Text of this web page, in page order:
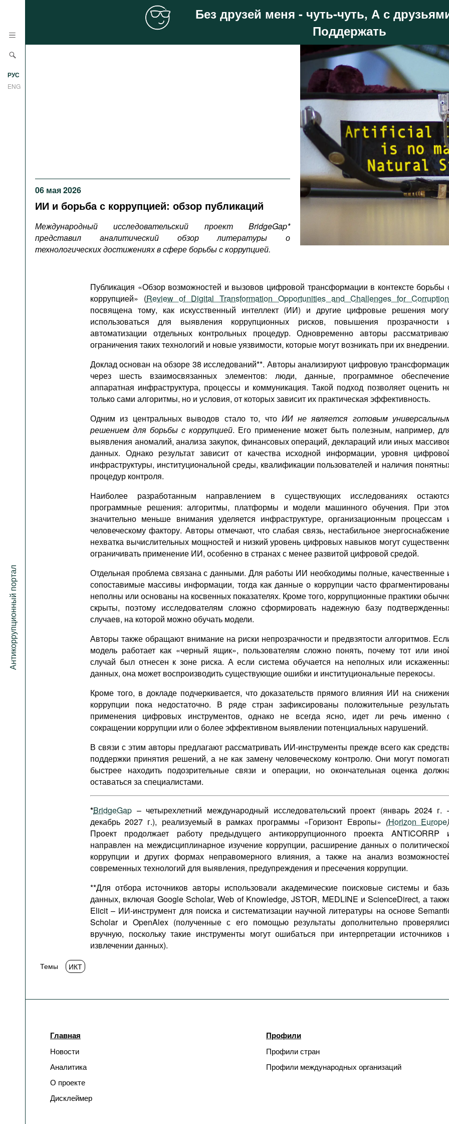
РУС
ENG
Антикоррупционный портал
Документы международных
организаций
Фильмы
Подкасты
Книжная полка
Без друзей меня - чуть-чуть, А с
Поддержать
06 мая 2026
ИИ и борьба с коррупцией: обзор публикаций
Международный исследовательский проект BridgeGap*
представил аналитический обзор литературы о
технологических достижениях в сфере борьбы с коррупцией.
Публикация «Обзор возможностей и вызовов цифровой трансформации в контексте борьбы
коррупцией» (Review of Digital Transformation Opportunities and Challenges for Corruption
посвящена тому, как искусственный интеллект (ИИ) и другие цифровые решения
использоваться для выявления коррупционных рисков, повышения прозрачности
автоматизации отдельных контрольных процедур. Одновременно авторы
ограничения таких технологий и новые уязвимости, которые могут возникать при их внедрении.
Доклад основан на обзоре 38 исследований**. Авторы анализируют цифровую
через шесть взаимосвязанных элементов: люди, данные, программное
аппаратная инфраструктура, процессы и коммуникация. Такой подход позволяет оценить
только сами алгоритмы, но и условия, от которых зависит их практическая эффективность.
Одним из центральных выводов стало то, чтоИИ не является готовым
решением для борьбы с коррупцией. Его применение может быть полезным, например,
выявления аномалий, анализа закупок, финансовых операций, деклараций или иных
данных. Однако результат зависит от качества исходной информации, уровня
инфраструктуры, институциональной среды, квалификации пользователей и наличия
процедур контроля.
Наиболее разработанным направлением в существующих исследованиях
программные решения: алгоритмы, платформы и модели машинного обучения. При
значительно меньше внимания уделяется инфраструктуре, организационным процессам
человеческому фактору. Авторы отмечают, что слабая связь, нестабильное
нехватка вычислительных мощностей и низкий уровень цифровых навыков могут
ограничивать применение ИИ, особенно в странах с менее развитой цифровой средой.
Отдельная проблема связана с данными. Для работы ИИ необходимы полные, качественные
сопоставимые массивы информации, тогда как данные о коррупции часто
неполны или основаны на косвенных показателях. Кроме того, коррупционные практики
скрыты, поэтому исследователям сложно сформировать надежную базу
случаев, на которой можно обучать модели.
Авторы также обращают внимание на риски непрозрачности и предвзятости алгоритмов.
модель работает как «черный ящик», пользователям сложно понять, почему тот или
случай был отнесен к зоне риска. А если система обучается на неполных или
данных, она может воспроизводить существующие ошибки и институциональные перекосы.
Кроме того, в докладе подчеркивается, что доказательств прямого влияния ИИ на
коррупции пока недостаточно. В ряде стран зафиксированы положительные
применения цифровых инструментов, однако не всегда ясно, идет ли речь именно
сокращении коррупции или о более эффективном выявлении потенциальных нарушений.
В связи с этим авторы предлагают рассматривать ИИ-инструменты прежде всего как
поддержки принятия решений, а не как замену человеческому контролю. Они могут
быстрее находить подозрительные связи и операции, но окончательная оценка
оставаться за специалистами.
*BridgeGap – четырехлетний международный исследовательский проект (январь 2024 г.
декабрь 2027 г.), реализуемый в рамках программы «Горизонт Европы» (Horizon Europe)
Проект продолжает работу предыдущего антикоррупционного проекта ANTICORRP
направлен на междисциплинарное изучение коррупции, расширение данных о
коррупции и других формах неправомерного влияния, а также на анализ
современных технологий для выявления, предупреждения и пресечения коррупции.
**Для отбора источников авторы использовали академические поисковые системы и
данных, включая Google Scholar, Web of Knowledge, JSTOR, MEDLINE и ScienceDirect, а
Elicit – ИИ-инструмент для поиска и систематизации научной литературы на основе
Scholar и OpenAlex (полученные с его помощью результаты дополнительно
вручную, поскольку такие инструменты могут ошибаться при интерпретации источников
извлечении данных).
Темы ИКТ
Главная
Новости
Аналитика
О проекте
Дисклеймер
Профили
Профили стран
Профили международных организаций